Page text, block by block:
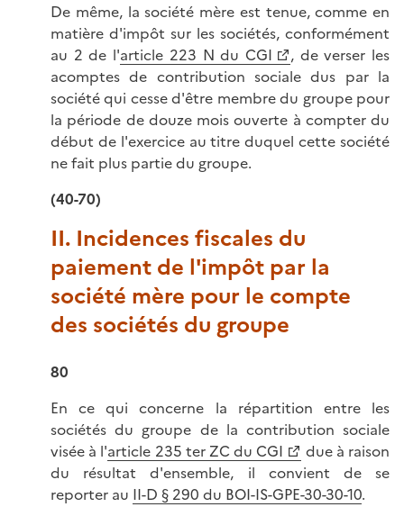
De même, la société mère est tenue, comme en
matière d'impôt sur les sociétés, conformément
au 2 de l'article 223 N du CGI
, de verser les
acomptes de contribution sociale dus par la
société qui cesse d'être membre du groupe pour
la période de douze mois ouverte à compter du
début de l'exercice au titre duquel cette société
ne fait plus partie du groupe.
(40-70)
II. Incidences fiscales du
paiement de l'impôt par la
société mère pour le compte
des sociétés du groupe
80
En ce qui concerne la répartition entre les
sociétés du groupe de la contribution sociale
visée à l'article 235 ter ZC du CGI
due à raison
du résultat d'ensemble, il convient de se
reporter au II-D § 290 du BOI-IS-GPE-30-30-10.